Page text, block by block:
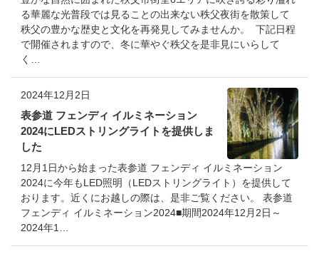
る華麗な光普段では見ることの出来ない秩父夜街を散策して
秩父の豊かな歴史と文化を再発見してみませんか。 下記日程
で開催されますので、冬に華やぐ秩父を是非見にいらして
く…
2024年12月2日
表参道 フェンディ イルミネーション
2024にLEDストリングライトを提供しま
した
12月1日から始まった表参道 フェンディ イルミネーション
2024に今年もLED照明（LEDストリングライト）を提供して
おります。近くにお越しの際は、是非ご覧ください。 表参道
フェンディ イルミネーション2024■期間2024年12月2日～
2024年1…